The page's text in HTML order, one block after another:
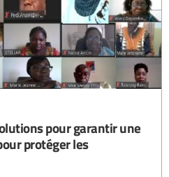
pour garantir une
protéger les